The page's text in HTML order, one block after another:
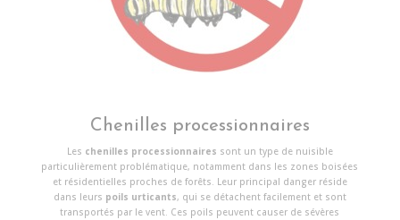
Chenilles processionnaires
Les chenilles processionnaires sont un type de nuisible
particulièrement problématique, notamment dans les zones boisées
et résidentielles proches de forêts. Leur principal danger réside
dans leurs poils urticants, qui se détachent facilement et sont
transportés par le vent. Ces poils peuvent causer de sévères